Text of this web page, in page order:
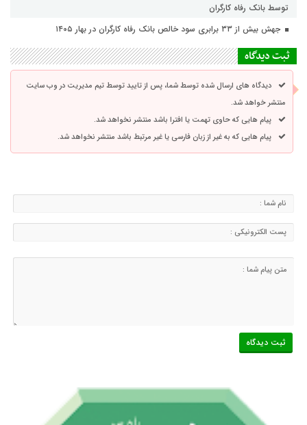
توسط بانک رفاه کارگران
جهش بیش از ۳۳ برابری سود خالص بانک رفاه کارگران در بهار ۱۴۰۵
ثبت دیدگاه
دیدگاه های ارسال شده توسط شما، پس از تایید توسط تیم مدیریت در وب سایت
منتشر خواهد شد.
پیام هایی که حاوی تهمت یا افترا باشد منتشر نخواهد شد.
پیام هایی که به غیر از زبان فارسی یا غیر مرتبط باشد منتشر نخواهد شد.